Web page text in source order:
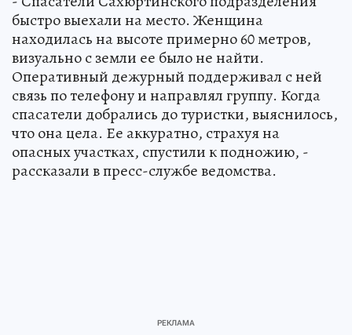
быстро выехали на место. Женщина
находилась на высоте примерно 60 метров,
визуально с земли ее было не найти.
Оперативный дежурный поддерживал с ней
связь по телефону и направлял группу. Когда
спасатели добрались до туристки, выяснилось,
что она цела. Ее аккуратно, страхуя на
опасных участках, спустили к подножию, -
рассказали в пресс-службе ведомства.